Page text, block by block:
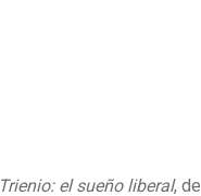
Trienio: el sueño liberal, de